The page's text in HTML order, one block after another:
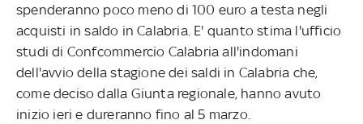
spenderanno poco meno di 100 euro a testa negli
acquisti in saldo in Calabria. E' quanto stima l'ufficio
studi di Confcommercio Calabria all'indomani
dell'avvio della stagione dei saldi in Calabria che,
come deciso dalla Giunta regionale, hanno avuto
inizio ieri e dureranno fino al 5 marzo.